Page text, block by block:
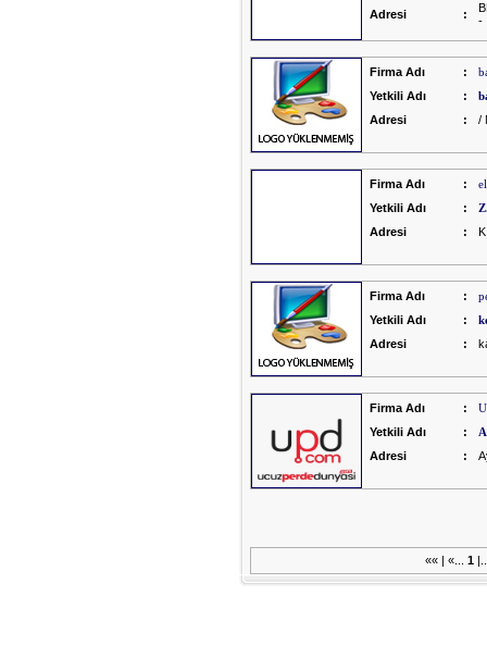
Adresi :
-
Firma Adı :
Yetkili Adı
:
Adresi
: /
Firma Adı :
Yetkili Adı
:
Adresi
:
Firma Adı :
Yetkili Adı
:
Adresi
:
Firma Adı :
Yetkili Adı
:
Adresi
:
«« | «... 1